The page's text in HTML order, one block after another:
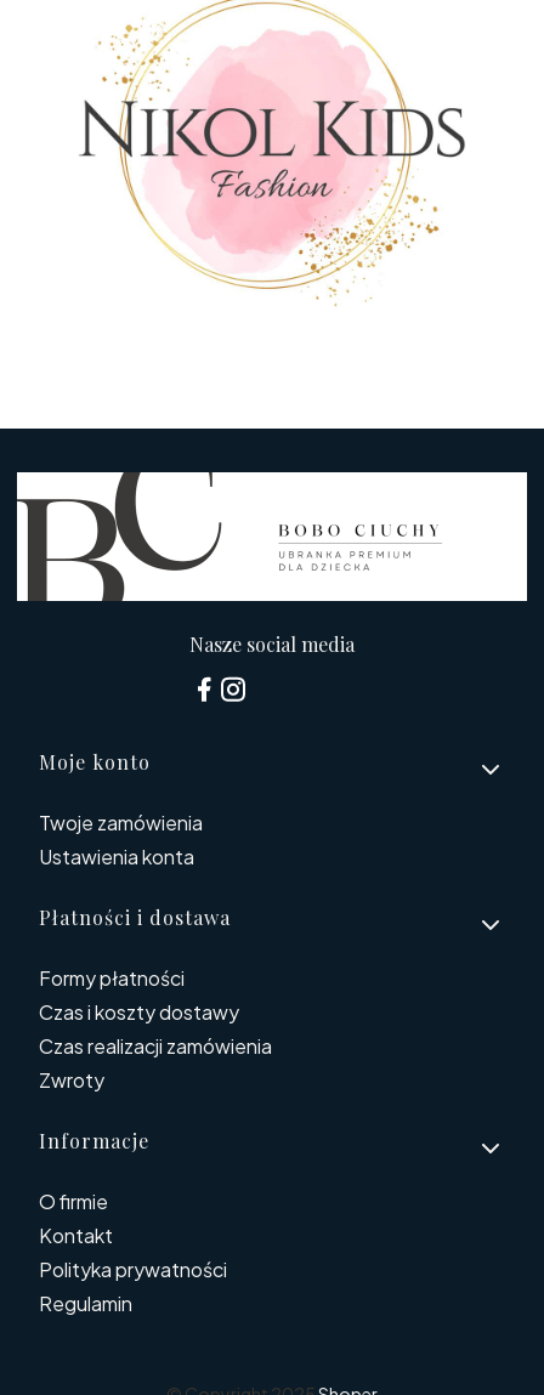
Nasze social media
Linki w stopce
Moje konto
Twoje zamówienia
Ustawienia konta
Płatności i dostawa
Formy płatności
Czas i koszty dostawy
Czas realizacji zamówienia
Zwroty
Informacje
O firmie
Kontakt
Polityka prywatności
Regulamin